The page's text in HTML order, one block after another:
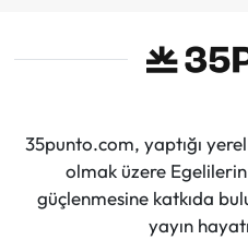
35punto.com, yaptığı
olmak üzere
güçlenmesine katkıda
yayın